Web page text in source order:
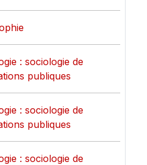
: sociologie de
publiques
: sociologie de
publiques
: sociologie de